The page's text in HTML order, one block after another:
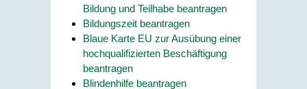
Bildung und Teilhabe beantragen
Bildungszeit beantragen
Blaue Karte EU zur Ausübung einer
hochqualifizierten Beschäftigung
beantragen
Blindenhilfe beantragen